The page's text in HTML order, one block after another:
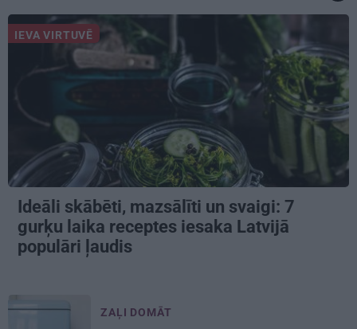
IEVA VIRTUVĒ
Ideāli skābēti, mazsālīti un svaigi: 7
gurķu laika receptes iesaka Latvijā
populāri ļaudis
ZAĻI DOMĀT